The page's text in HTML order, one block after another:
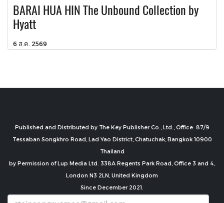
BARAI HUA HIN The Unbound Collection by
Hyatt
6 ส.ค. 2569
Published and Distributed by The Key Publisher Co., Ltd., Office: 87/9
Tessaban Songkhro Road, Lad Yao District, Chatuchak, Bangkok 10900
Thailand
by Permission of Lup Media Ltd. 338A Regents Park Road, Office 3 and 4,
London N3 2LN, United Kingdom
Since December 2021.